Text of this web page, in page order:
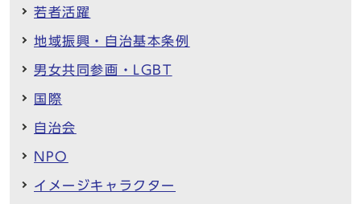
若者活躍
地域振興・自治基本条例
男女共同参画・LGBT
国際
自治会
NPO
イメージキャラクター